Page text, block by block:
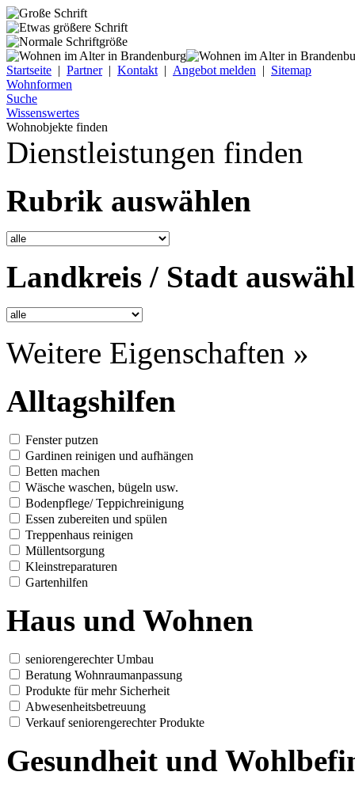
Startseite | Partner| Kontakt | Angebot melden | Sitemap
Wohnformen
Suche
Wissenswertes
Wohnobjekte finden
Dienstleistungen finden
Rubrik auswählen
Landkreis / Stadt
Weitere Eigenschaften »
Alltagshilfen
Fenster putzen
Gardinen reinigen und aufhängen
Betten machen
Wäsche waschen, bügeln usw.
Bodenpflege/ Teppichreinigung
Essen zubereiten und spülen
Treppenhaus reinigen
Müllentsorgung
Kleinstreparaturen
Gartenhilfen
Haus und Wohnen
seniorengerechter Umbau
Beratung Wohnraumanpassung
Produkte für mehr Sicherheit
Abwesenheitsbetreuung
Verkauf seniorengerechter Produkte
Gesundheit und